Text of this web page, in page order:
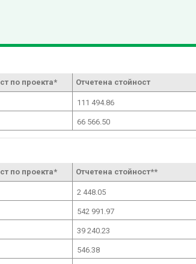
по проекта* Отчетена стойност
111 494.86
66 566.50
по проекта* Отчетена стойност**
2 448.05
542 991.97
39 240.23
546.38